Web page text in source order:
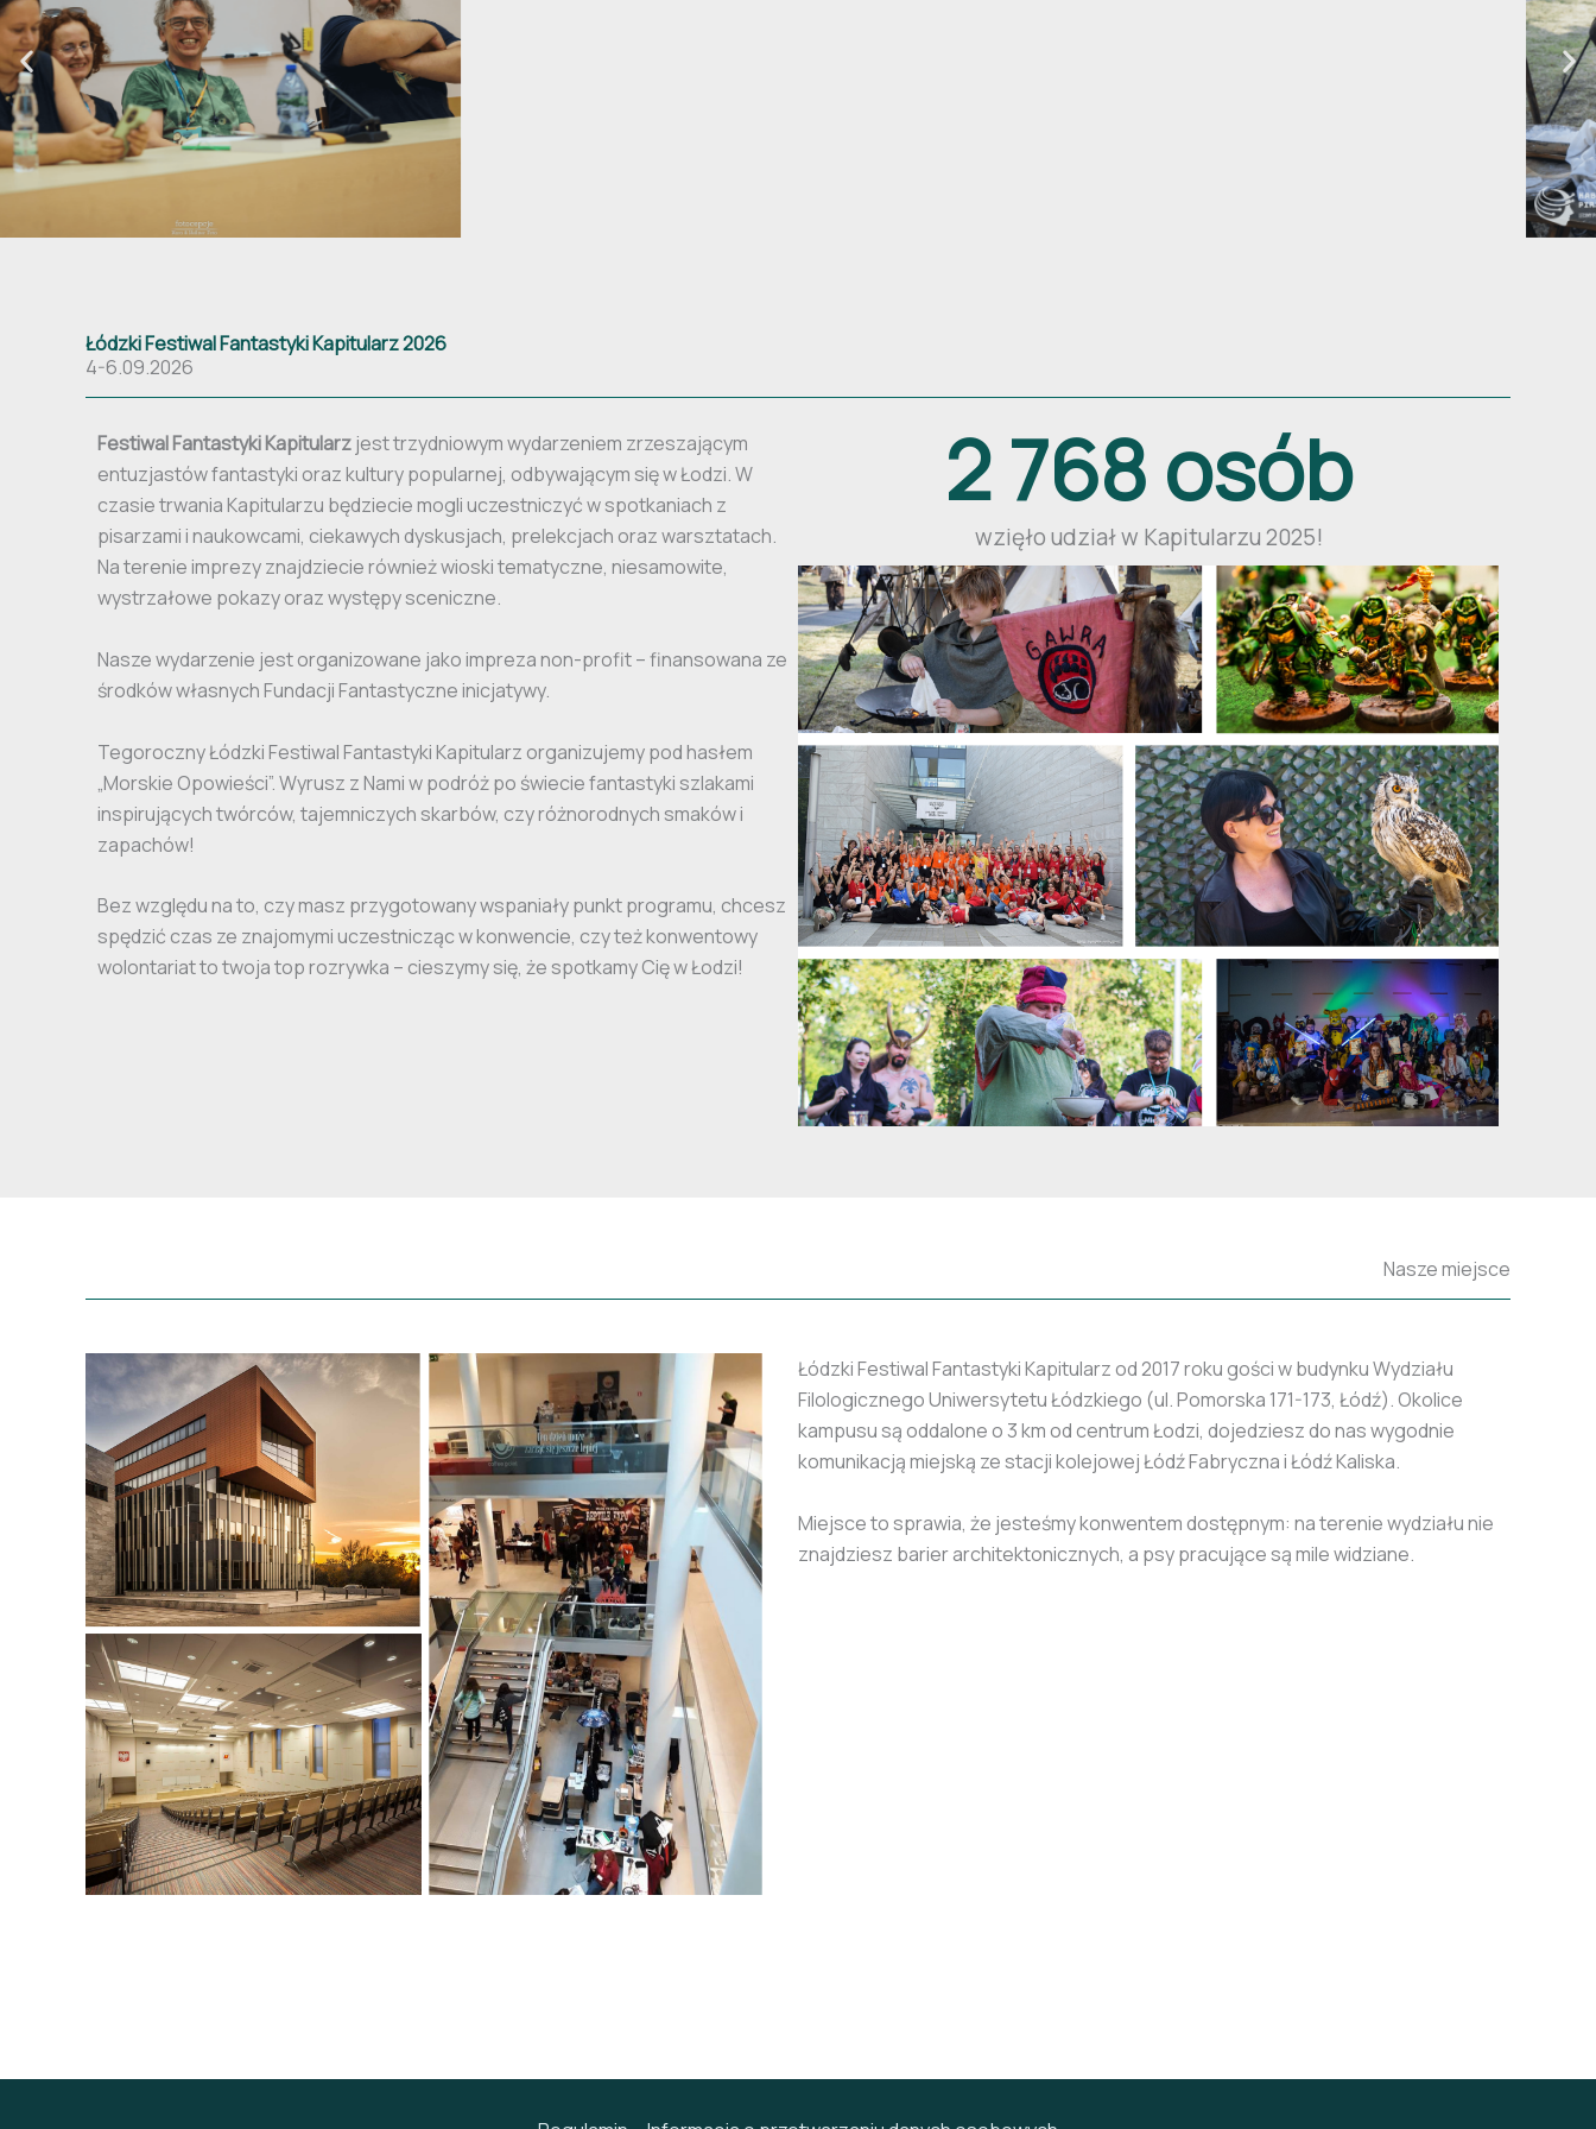
Łódzki Festiwal Fantastyki Kapitularz 2026
4-6.09.2026
Festiwal Fantastyki Kapitularzjest trzydniowym wydarzeniem zrzeszającym
entuzjastów fantastyki oraz kultury popularnej, odbywającym się w Łodzi. W
czasie trwania Kapitularzu będziecie mogli uczestniczyć w spotkaniach z
pisarzami i naukowcami, ciekawych dyskusjach, prelekcjach oraz warsztatach.
Na terenie imprezy znajdziecie również wioski tematyczne, niesamowite,
wystrzałowe pokazy oraz występy sceniczne.
Nasze wydarzenie jest organizowane jako impreza non-profit – finansowana ze
środków własnych Fundacji Fantastyczne inicjatywy.
Tegoroczny Łódzki Festiwal Fantastyki Kapitularz organizujemy pod hasłem
„Morskie Opowieści”. Wyrusz z Nami w podróż po świecie fantastyki szlakami
inspirujących twórców, tajemniczych skarbów, czy różnorodnych smaków i
zapachów!
Bez względu na to, czy masz przygotowany wspaniały punkt programu, chcesz
spędzić czas ze znajomymi uczestnicząc w konwencie, czy też konwentowy
wolontariat to twoja top rozrywka – cieszymy się, że spotkamy Cię w Łodzi!
wzięło udział w Kapitularzu 2025!
2 768 osób
Nasze miejsce
Łódzki Festiwal Fantastyki Kapitularz od 2017 roku gości w budynku Wydziału
Filologicznego Uniwersytetu Łódzkiego (ul. Pomorska 171-173, Łódź). Okolice
kampusu są oddalone o 3 km od centrum Łodzi, dojedziesz do nas wygodnie
komunikacją miejską ze stacji kolejowej Łódź Fabryczna i Łódź Kaliska.
Miejsce to sprawia, że jesteśmy konwentem dostępnym: na terenie wydziału nie
znajdziesz barier architektonicznych, a psy pracujące są mile widziane.